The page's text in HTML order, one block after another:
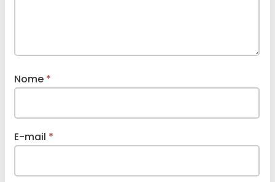
Nome *
E-mail *